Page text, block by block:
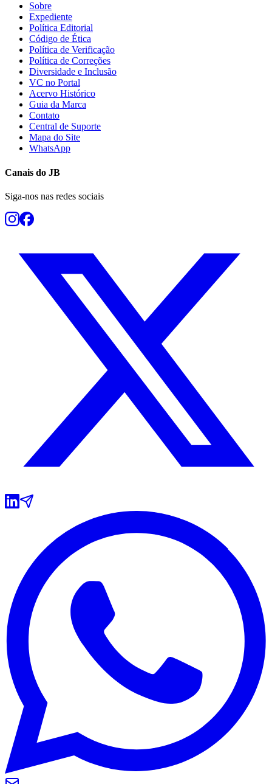
Sobre
Expediente
Política Editorial
Código de Ética
Política de Verificação
Política de Correções
Diversidade e Inclusão
VC no Portal
Acervo Histórico
Guia da Marca
Contato
Central de Suporte
Mapa do Site
WhatsApp
Canais do JB
Siga-nos nas redes sociais